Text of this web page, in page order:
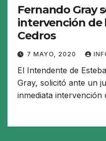
Fernando Gray
intervención de
Cedros
7 MAYO, 2020
El Intendente de
Gray, solicitó ante un
inmediata intervención